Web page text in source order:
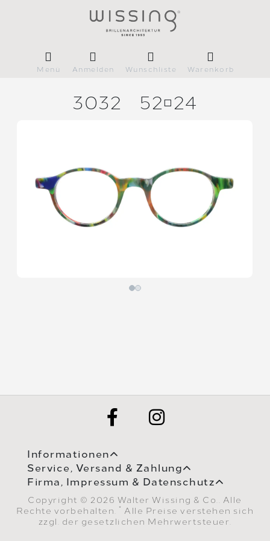
Menü Anmelden Wunschliste Warenkorb
3032 5224
Informationen
Service, Versand & Zahlung
Firma, Impressum & Datenschutz
Copyright © 2026 Walter Wissing & Co.. Alle
Rechte vorbehalten.
* Alle Preise verstehen sich
zzgl. der gesetzlichen Mehrwertsteuer.